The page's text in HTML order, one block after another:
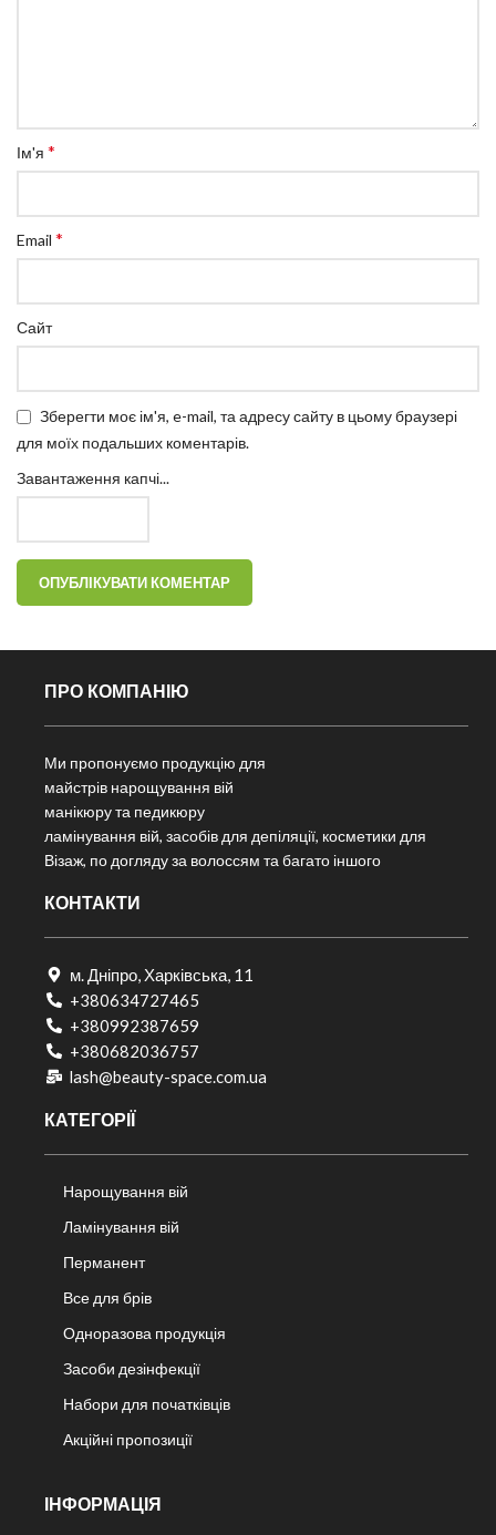
Ім'я *
Email *
Сайт
Зберегти моє ім'я, e-mail, та адресу сайту в цьому браузері
для моїх подальших коментарів.
Завантаження капчі...
ПРО КОМПАНІЮ
Ми пропонуємо продукцію для
майстрів нарощування вій
манікюру та педикюру
ламінування вій, засобів для депіляції, косметики для
Візаж, по догляду за волоссям та багато іншого
КОНТАКТИ
м. Дніпро, Харківська, 11
+380634727465
+380992387659
+380682036757​
lash@beauty-space.com.ua
КАТЕГОРІЇ
Нарощування вій
Ламінування вій
Перманент
Все для брів
Одноразова продукція
Засоби дезінфекції
Набори для початківців
Акційні пропозиції
ІНФОРМАЦІЯ